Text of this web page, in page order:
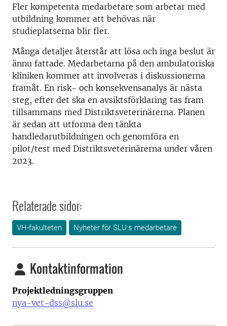
Fler kompetenta medarbetare som arbetar med
utbildning kommer att behövas när
studieplatserna blir fler.
Många detaljer återstår att lösa och inga beslut är
ännu fattade. Medarbetarna på den ambulatoriska
kliniken kommer att involveras i diskussionerna
framåt. En risk- och konsekvensanalys är nästa
steg, efter det ska en avsiktsförklaring tas fram
tillsammans med Distriktsveterinärerna. Planen
är sedan att utforma den tänkta
handledarutbildningen och genomföra en
pilot/test med Distriktsveterinärerna under våren
2023.
Relaterade sidor:
VH-fakulteten Nyheter för SLU:s medarbetare
Kontaktinformation
Projektledningsgruppen
nya-vet-dss@slu.se